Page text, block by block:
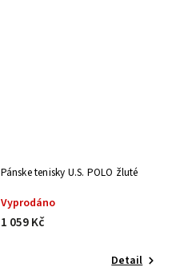
Pánske tenisky U.S. POLO žluté
Vyprodáno
1 059 Kč
Detail